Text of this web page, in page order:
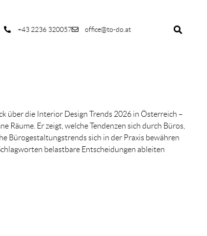
+43 2236 320057 office@to-do.at
über die Interior Design Trends 2026 in Österreich –
Räume. Er zeigt, welche Tendenzen sich durch Büros,
Bürogestaltungstrends sich in der Praxis bewähren
belastbare Entscheidungen ableiten